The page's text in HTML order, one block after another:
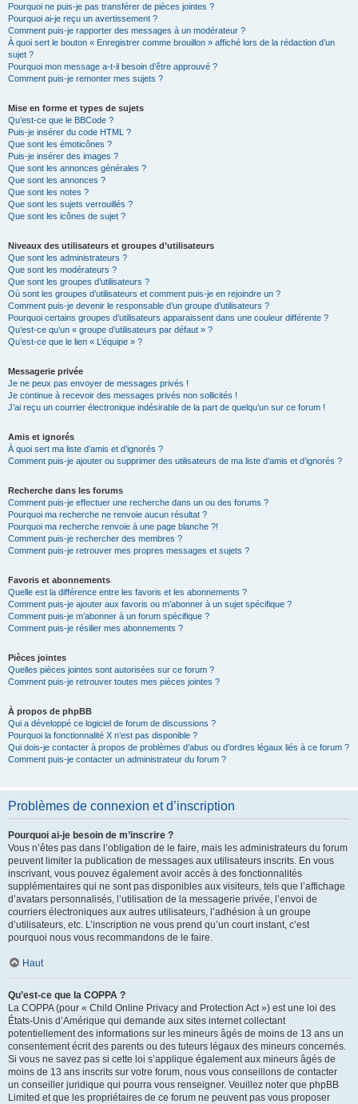
Pourquoi ne puis-je pas transférer de pièces jointes ?
Pourquoi ai-je reçu un avertissement ?
Comment puis-je rapporter des messages à un modérateur ?
À quoi sert le bouton « Enregistrer comme brouillon » affiché lors de la rédaction d’un
sujet ?
Pourquoi mon message a-t-il besoin d’être approuvé ?
Comment puis-je remonter mes sujets ?
Mise en forme et types de sujets
Qu’est-ce que le BBCode ?
Puis-je insérer du code HTML ?
Que sont les émoticônes ?
Puis-je insérer des images ?
Que sont les annonces générales ?
Que sont les annonces ?
Que sont les notes ?
Que sont les sujets verrouillés ?
Que sont les icônes de sujet ?
Niveaux des utilisateurs et groupes d’utilisateurs
Que sont les administrateurs ?
Que sont les modérateurs ?
Que sont les groupes d’utilisateurs ?
Où sont les groupes d’utilisateurs et comment puis-je en rejoindre un ?
Comment puis-je devenir le responsable d’un groupe d’utilisateurs ?
Pourquoi certains groupes d’utilisateurs apparaissent dans une couleur différente ?
Qu’est-ce qu’un « groupe d’utilisateurs par défaut » ?
Qu’est-ce que le lien « L’équipe » ?
Messagerie privée
Je ne peux pas envoyer de messages privés !
Je continue à recevoir des messages privés non sollicités !
J’ai reçu un courrier électronique indésirable de la part de quelqu’un sur ce forum !
Amis et ignorés
À quoi sert ma liste d’amis et d’ignorés ?
Comment puis-je ajouter ou supprimer des utilisateurs de ma liste d’amis et d’ignorés ?
Recherche dans les forums
Comment puis-je effectuer une recherche dans un ou des forums ?
Pourquoi ma recherche ne renvoie aucun résultat ?
Pourquoi ma recherche renvoie à une page blanche ?!
Comment puis-je rechercher des membres ?
Comment puis-je retrouver mes propres messages et sujets ?
Favoris et abonnements
Quelle est la différence entre les favoris et les abonnements ?
Comment puis-je ajouter aux favoris ou m’abonner à un sujet spécifique ?
Comment puis-je m’abonner à un forum spécifique ?
Comment puis-je résilier mes abonnements ?
Pièces jointes
Quelles pièces jointes sont autorisées sur ce forum ?
Comment puis-je retrouver toutes mes pièces jointes ?
À propos de phpBB
Qui a développé ce logiciel de forum de discussions ?
Pourquoi la fonctionnalité X n’est pas disponible ?
Qui dois-je contacter à propos de problèmes d’abus ou d’ordres légaux liés à ce forum ?
Comment puis-je contacter un administrateur du forum ?
Problèmes de connexion et d’inscription
Pourquoi ai-je besoin de m’inscrire ?
Vous n’êtes pas dans l’obligation de le faire, mais les administrateurs du forum
peuvent limiter la publication de messages aux utilisateurs inscrits. En vous
inscrivant, vous pouvez également avoir accès à des fonctionnalités
supplémentaires qui ne sont pas disponibles aux visiteurs, tels que l’affichage
d’avatars personnalisés, l’utilisation de la messagerie privée, l’envoi de
courriers électroniques aux autres utilisateurs, l’adhésion à un groupe
d’utilisateurs, etc. L’inscription ne vous prend qu’un court instant, c’est
pourquoi nous vous recommandons de le faire.
Haut
Qu’est-ce que la COPPA ?
La COPPA (pour « Child Online Privacy and Protection Act ») est une loi des
États-Unis d’Amérique qui demande aux sites internet collectant
potentiellement des informations sur les mineurs âgés de moins de 13 ans un
consentement écrit des parents ou des tuteurs légaux des mineurs concernés.
Si vous ne savez pas si cette loi s’applique également aux mineurs âgés de
moins de 13 ans inscrits sur votre forum, nous vous conseillons de contacter
un conseiller juridique qui pourra vous renseigner. Veuillez noter que phpBB
Limited et que les propriétaires de ce forum ne peuvent pas vous proposer